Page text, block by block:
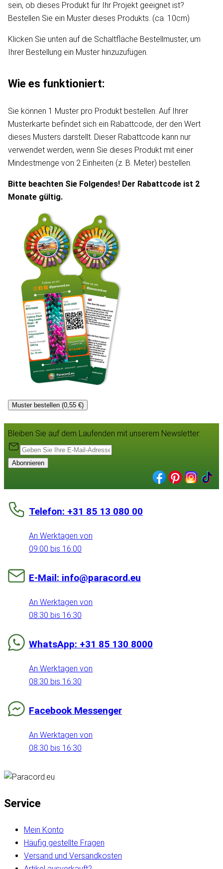
sein, ob dieses Produkt für Ihr Projekt geeignet ist?
Bestellen Sie ein Muster dieses Produkts. (ca. 10cm)
Klicken Sie unten auf die Schaltfläche Bestellmuster, um
Ihrer Bestellung ein Muster hinzuzufügen.
Wie es funktioniert:
Sie können 1 Muster pro Produkt bestellen. Auf Ihrer
Musterkarte befindet sich ein Rabattcode, der den Wert
dieses Musters darstellt. Dieser Rabattcode kann nur
verwendet werden, wenn Sie dieses Produkt mit einer
Mindestmenge von 2 Einheiten (z. B. Meter) bestellen.
Bitte beachten Sie Folgendes! Der Rabattcode ist 2
Monate gültig.
Muster bestellen (0,55 €)
Bleiben Sie auf dem Laufenden mit unserem Newsletter:
Abonnieren
Telefon: +31 85 13 080 00
An Werktagen von
09:00 bis 16:00
E-Mail: info@paracord.eu
An Werktagen von
08:30 bis 16:30
WhatsApp: +31 85 130 8000
An Werktagen von
08:30 bis 16:30
Facebook Messenger
An Werktagen von
08:30 bis 16:30
Service
Mein Konto
Häufig gestellte Fragen
Versand und Versandkosten